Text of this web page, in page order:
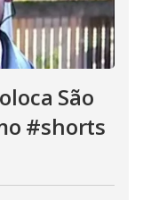
São
#shorts